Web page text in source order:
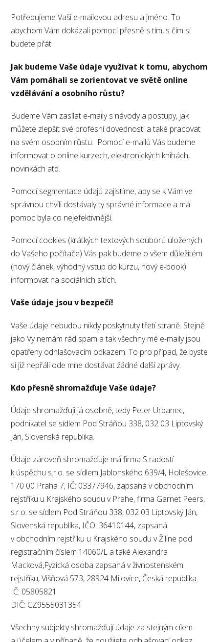
Potřebujeme Vaši e-mailovou adresu a jméno. To
abychom Vám dokázali pomoci přesně s tím, s čím si
budete přát.
Jak budeme Vaše údaje využívat k tomu, abychom
Vám pomáhali se zorientovat ve světě online
vzdělávání a osobního růstu?
Budeme Vám zasílat e-maily s návody a postupy, jak
můžete zlepšit své profesní dovednosti a také pracovat
na svém osobním růstu. Pomocí e-mailů Vás budeme
informovat o online kurzech, elektronických knihách,
novinkách atd.
Pomocí segmentace údajů zajistíme, aby se k Vám ve
správnou chvíli dostávaly ty správné informace a má
pomoc byla co nejefektivnější.
Pomocí cookies (krátkých textových souborů uložených
do Vašeho počítače) Vás pak budeme o všem důležitém
(nový článek, výhodný vstup do kurzu, nový e-book)
informovat na sociálních sítích.
Vaše údaje jsou v bezpečí!
Vaše údaje nebudou nikdy poskytnuty třetí straně. Stejně
jako Vy nemám rád spam a tak všechny mé e-maily jsou
opatřeny odhlašovacím odkazem. To pro případ, že byste
si již nepřáli ode mne dostávat žádné další zprávy.
Kdo přesně shromažďuje Vaše údaje?
Údaje shromažďuji já osobně, tedy Peter Urbanec,
podnikatel se sídlem Pod Stráňou 338, 032 03 Liptovský
Ján, Slovenská republika.
Údaje zároveň shromažďuje má firma S radostí
k úspěchu s.r.o. se sídlem Jablonského 639/4, Holešovice,
170 00 Praha 7, IČ: 03377946, zapsaná v obchodním
rejstříku u Krajského soudu v Prahe, firma Garnet Peers,
s.r.o. se sídlem Pod Stráňou 338, 032 03 Liptovský Ján,
Slovenská republika, IČO: 36410144, zapsaná
v obchodním rejstříku u Krajského soudu v Žiline pod
registračním číslem 14060/L a také Alexandra
Macková,Fyzická osoba zapsaná v živnostenském
rejstříku, Višňová 573, 28924 Milovice, Česká republika.
IČ: 05805821
DIČ: CZ9555031354
Všechny subjekty shromažďují údaje za stejným cílem